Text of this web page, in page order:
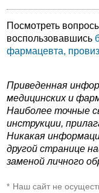
Посмотреть
воспользовавшись
фармацевта,
Приведенная
медицинских и
Наиболее точные
инструкции,
Никакая
другой странице
заменой личного
* Наш сайт не